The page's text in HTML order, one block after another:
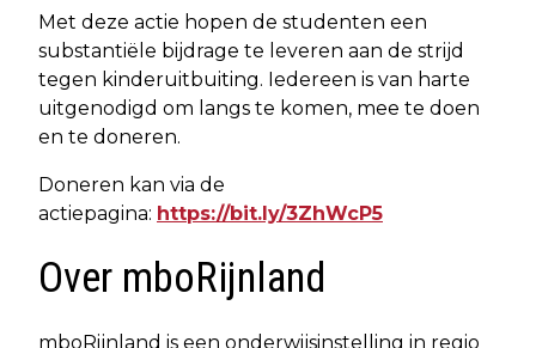
Met deze actie hopen de studenten een
substantiële bijdrage te leveren aan de strijd
tegen kinderuitbuiting. Iedereen is van harte
uitgenodigd om langs te komen, mee te doen
en te doneren.
Doneren kan via de
actiepagina: https://bit.ly/3ZhWcP5
Over mboRijnland
mboRijnland is een onderwijsinstelling in regio